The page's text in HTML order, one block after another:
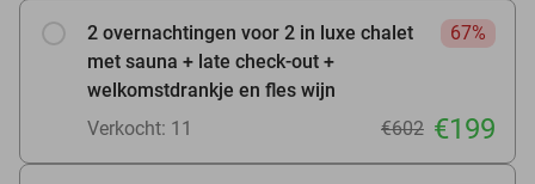
2 overnachtingen voor 2 in luxe chalet
met sauna + late check-out +
welkomstdrankje en fles wijn
67%
Verkocht: 11 €602 €199